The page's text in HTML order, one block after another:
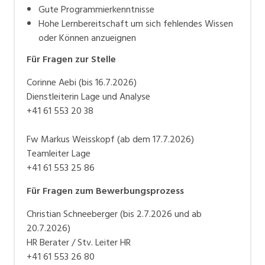
Gute Programmierkenntnisse
Hohe Lernbereitschaft um sich fehlendes Wissen
oder Können anzueignen
Für Fragen zur Stelle
Corinne Aebi (bis 16.7.2026)
Dienstleiterin Lage und Analyse
+41 61 553 20 38
Fw Markus Weisskopf (ab dem 17.7.2026)
Teamleiter Lage
+41 61 553 25 86
Für Fragen zum Bewerbungsprozess
Christian Schneeberger (bis 2.7.2026 und ab
20.7.2026)
HR Berater / Stv. Leiter HR
+41 61 553 26 80